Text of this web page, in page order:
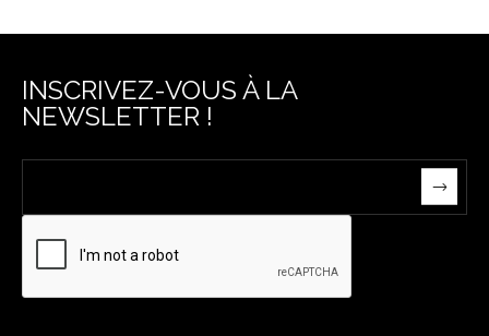
INSCRIVEZ-VOUS À LA
NEWSLETTER !